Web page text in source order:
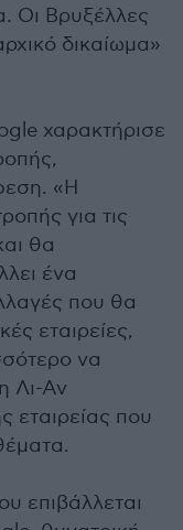
Οι Βρυξέλλες
δικαίωμα»
χαρακτήρισε
«Η
για τις
θα
ένα
που θα
εταιρείες,
να
Λι-Αν
εταιρείας που
επιβάλλεται